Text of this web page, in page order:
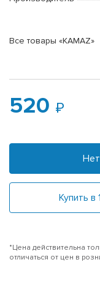
Все товары «KAMAZ»
520
Нет
Купить в
*Цена действительна
отличаться от цен в